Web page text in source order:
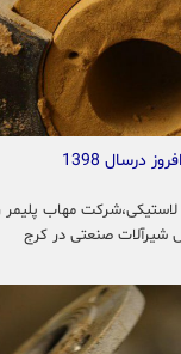
درسال 1398
لاستیکی،شرکت مهاب
شیرآلات صنعتی در کرج